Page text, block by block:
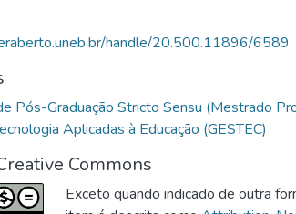
da Educação; Eixo 3 - Educação e
uma síntese de cada texto, com a
leitor e convidá-lo a ler a obra integralmente.
handle/20.500.11896/6589
Pós-Graduação Stricto Sensu (Mestrado
Aplicadas à Educação (GESTEC)
Commons
Exceto quando indicado de outra